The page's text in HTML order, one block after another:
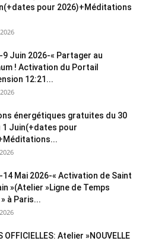
pour 2026)+Méditations
9 Juin 2026-« Partager au
! Activation du Portail
12:21...
énergétiques gratuites du 30
1 Juin(+dates pour
14 Mai 2026-« Activation de Saint
»(Atelier »Ligne de Temps
à Paris...
OFFICIELLES: Atelier »NOUVELLE